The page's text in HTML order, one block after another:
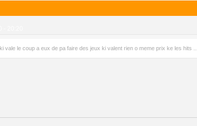
vale le coup a eux de pa faire des jeux ki valent rien o meme prix ke les hits ....